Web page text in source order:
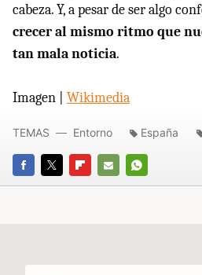
cabeza. Y, a pesar de ser algo
crecer al mismo ritmo que
tan mala noticia.
Imagen | Wikimedia
FACEBOOK
TWITTERFLIPBOARD
E-
WHATSAPP
TEMAS Entorno España